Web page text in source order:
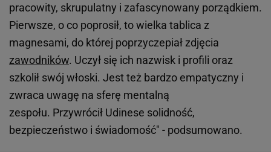
pracowity, skrupulatny i zafascynowany porządkiem.
Pierwsze, o co poprosił, to wielka tablica z
magnesami, do której poprzyczepiał zdjęcia
zawodników. Uczył się ich nazwisk i profili oraz
szkolił swój włoski. Jest też bardzo empatyczny i
zwraca uwagę na sferę mentalną
zespołu. Przywrócił Udinese solidność,
bezpieczeństwo i świadomość" - podsumowano.